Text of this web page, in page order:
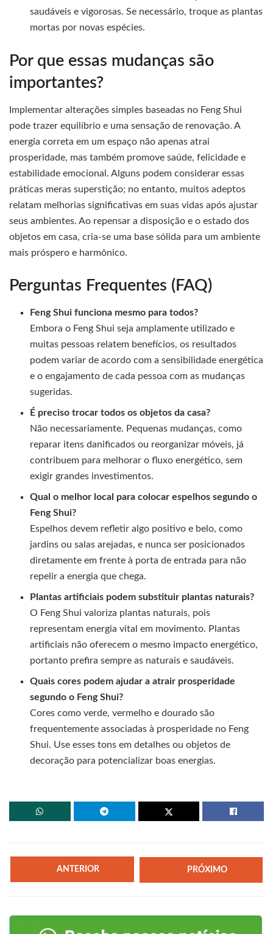
saudáveis e vigorosas. Se necessário, troque as plantas
mortas por novas espécies.
Por que essas mudanças são
importantes?
Implementar alterações simples baseadas no Feng Shui
pode trazer equilíbrio e uma sensação de renovação. A
energia correta em um espaço não apenas atrai
prosperidade, mas também promove saúde, felicidade e
estabilidade emocional. Alguns podem considerar essas
práticas meras superstição; no entanto, muitos adeptos
relatam melhorias significativas em suas vidas após ajustar
seus ambientes. Ao repensar a disposição e o estado dos
objetos em casa, cria-se uma base sólida para um ambiente
mais próspero e harmônico.
Perguntas Frequentes (FAQ)
Feng Shui funciona mesmo para todos?
Embora o Feng Shui seja amplamente utilizado e
muitas pessoas relatem benefícios, os resultados
podem variar de acordo com a sensibilidade energética
e o engajamento de cada pessoa com as mudanças
sugeridas.
É preciso trocar todos os objetos da casa?
Não necessariamente. Pequenas mudanças, como
reparar itens danificados ou reorganizar móveis, já
contribuem para melhorar o fluxo energético, sem
exigir grandes investimentos.
Qual o melhor local para colocar espelhos segundo o
Feng Shui?
Espelhos devem refletir algo positivo e belo, como
jardins ou salas arejadas, e nunca ser posicionados
diretamente em frente à porta de entrada para não
repelir a energia que chega.
Plantas artificiais podem substituir plantas naturais?
O Feng Shui valoriza plantas naturais, pois
representam energia vital em movimento. Plantas
artificiais não oferecem o mesmo impacto energético,
portanto prefira sempre as naturais e saudáveis.
Quais cores podem ajudar a atrair prosperidade
segundo o Feng Shui?
Cores como verde, vermelho e dourado são
frequentemente associadas à prosperidade no Feng
Shui. Use esses tons em detalhes ou objetos de
decoração para potencializar boas energias.
ANTERIOR PRÓXIMO